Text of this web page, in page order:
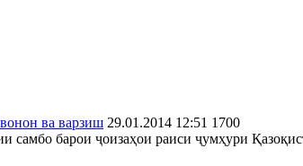
ва варзиш 29.01.2014 12:51 1700
барои ҷоизаҳои раиси ҷумҳури